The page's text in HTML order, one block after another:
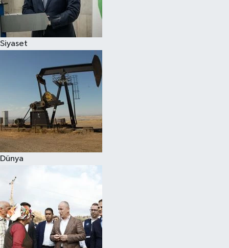
Siyaset
Dünya
Spor
Çocuk
Eğitim
Hava Durumu
Kadın
Kültür Sanat
Sağlık